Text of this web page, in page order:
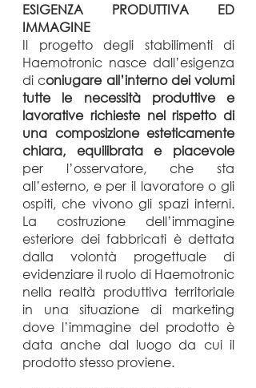
ESIGENZA PRODUTTIVA ED
IMMAGINE
Il progetto degli stabilimenti di
Haemotronic nasce dall’esigenza
di coniugare all’interno dei volumi
tutte le necessità produttive e
lavorative richieste nel rispetto di
una composizione esteticamente
chiara, equilibrata e piacevole
per l’osservatore, che sta
all’esterno, e per il lavoratore o gli
ospiti, che vivono gli spazi interni.
La costruzione dell’immagine
esteriore dei fabbricati è dettata
dalla volontà progettuale di
evidenziare il ruolo di Haemotronic
nella realtà produttiva territoriale
in una situazione di marketing
dove l’immagine del prodotto è
data anche dal luogo da cui il
prodotto stesso proviene.